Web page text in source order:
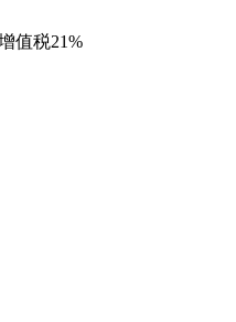
值税21%